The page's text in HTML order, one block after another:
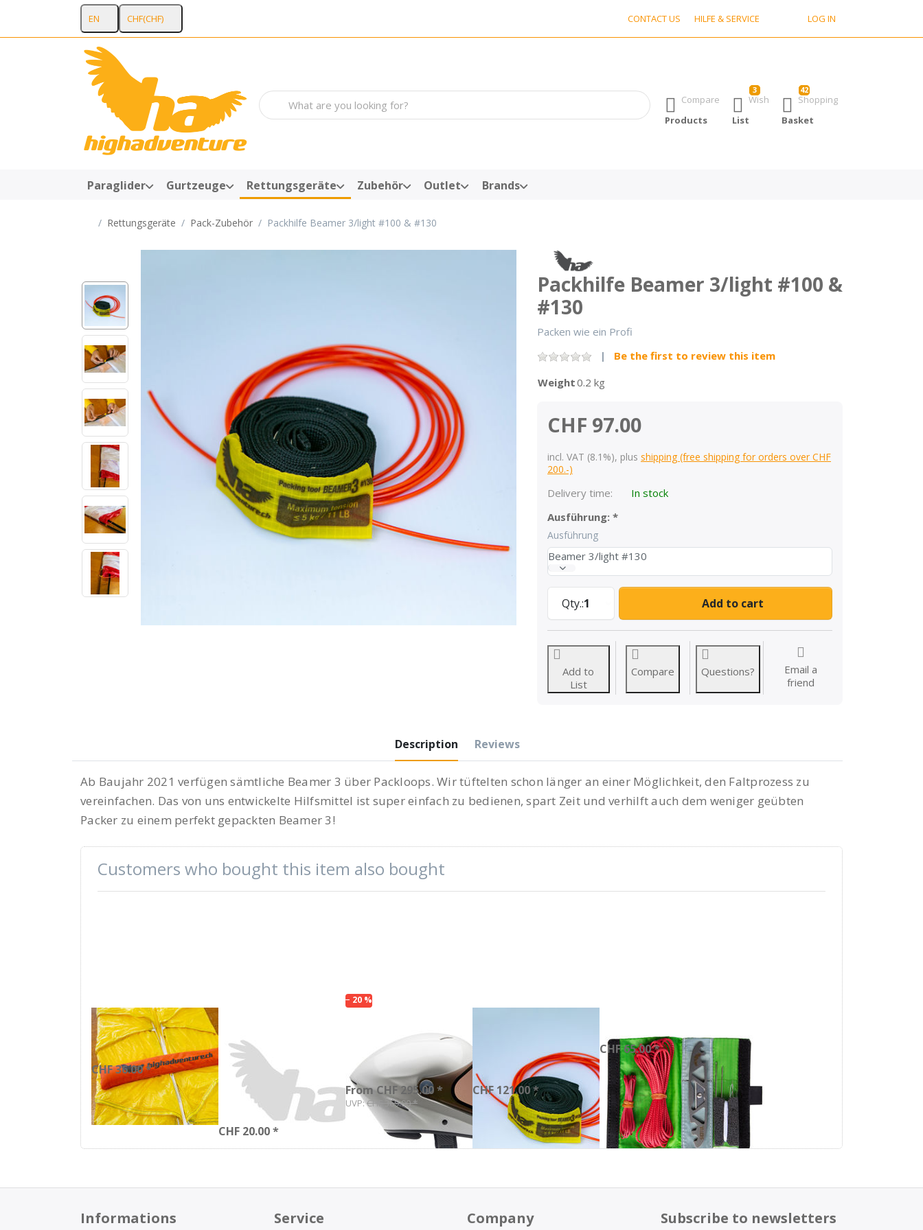
EN CHF(CHF) CONTACT US HILFE & SERVICE LOG IN
Enter a search term. Results will appear automatically as you type. Press the Enter key to view all the results.
Compare
Products
3
Wish
List
42
Shopping
Basket
Paraglider Gurtzeuge Rettungsgeräte Zubehör Outlet Brands
Home page
Rettungsgeräte Pack-Zubehör Packhilfe Beamer 3/light #100 & #130
Packhilfe Beamer 3/light #100 &
#130
Packen wie ein Profi
Be the first to review this item
Weight0.2 kg
CHF 97.00
incl. VAT (8.1%), plus shipping (free shipping for orders over CHF
200.-)
Delivery time:
In stock
Ausführung:
Ausführung
Beamer 3/light #130
Qty.:1
Packhilfe Beamer 3/light #100 & #130 at CHF 97.00, quantity
Add to cart
Add to
List
Compare Questions?
Email a
friend
Description Reviews
Ab Baujahr 2021 verfügen sämtliche Beamer 3 über Packloops. Wir tüftelten schon länger an einer Möglichkeit, den Faltprozess zu
vereinfachen. Das von uns entwickelte Hilfsmittel ist super einfach zu bedienen, spart Zeit und verhilft auch dem weniger geübten
Packer zu einem perfekt gepackten Beamer 3!
Customers who bought this item also bought
Retter
Packhilfe
CHF 36.00 *
- Set à 500
Stk. weiss,
100 Stk.
braun
CHF 20.00 *
− 20 %
NeroHero
pearl white
From CHF 295.00 *
UVP:CHF 369.00 *
3/light #170
CHF 121.00 *
CHF 65.00 *
Informations Service Company Subscribe to newsletters